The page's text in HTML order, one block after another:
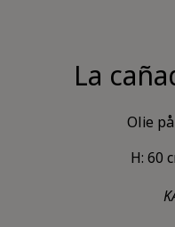
La
Olie
H: 60